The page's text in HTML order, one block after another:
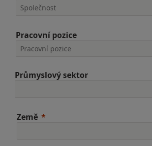
Pracovní pozice
Průmyslový sektor
Země